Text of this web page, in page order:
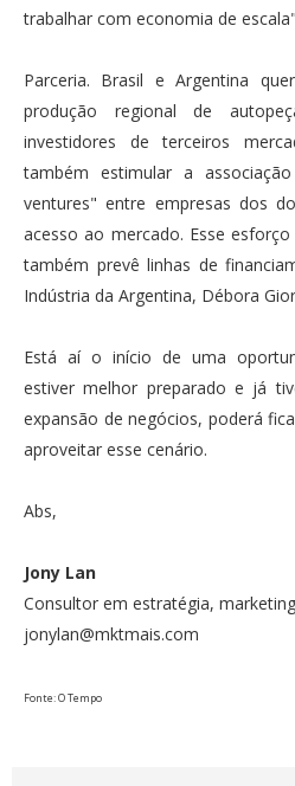
trabalhar com economia de
Parceria. Brasil e Argentina
produção regional de
investidores de terceiros
também estimular a
ventures" entre empresas dos
acesso ao mercado. Esse
também prevê linhas de
Indústria da Argentina, Débora
Está aí o início de uma
estiver melhor preparado e já
expansão de negócios, poderá
aproveitar esse cenário.
Abs,
Jony Lan
Consultor em estratégia,
jonylan@mktmais.com
Fonte: O Tempo